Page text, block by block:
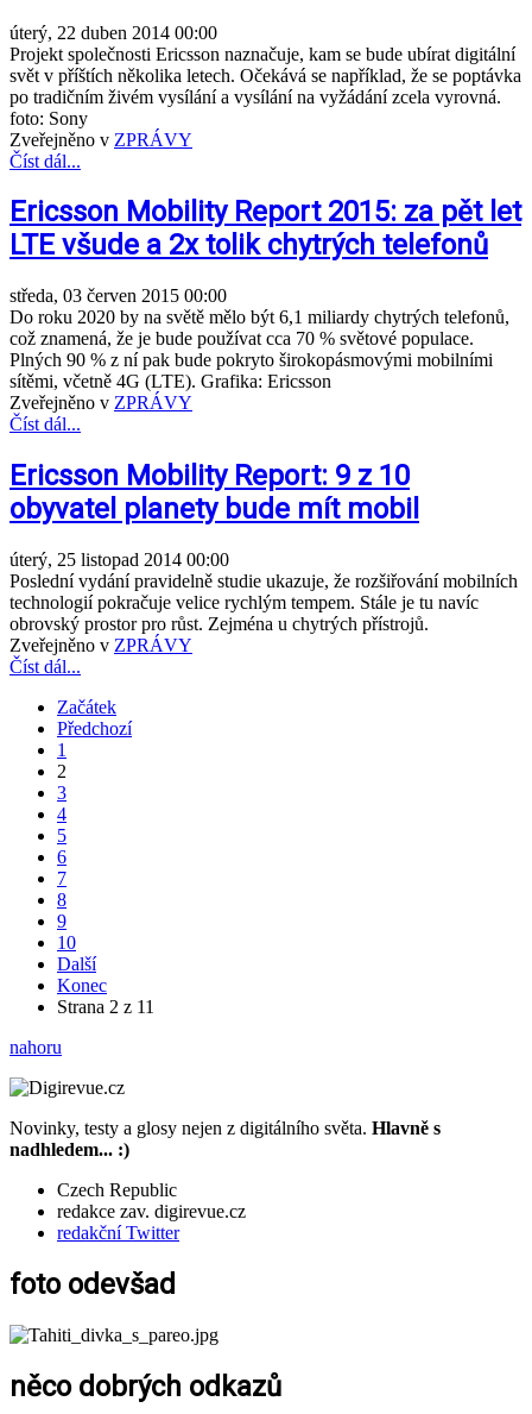
úterý, 22 duben 2014 00:00
Projekt společnosti Ericsson naznačuje, kam se bude ubírat digitální
svět v příštích několika letech. Očekává se například, že se poptávka
po tradičním živém vysílání a vysílání na vyžádání zcela vyrovná.
foto: Sony
Zveřejněno v ZPRÁVY
Číst dál...
Ericsson Mobility Report 2015: za pět let
LTE všude a 2x tolik chytrých telefonů
středa, 03 červen 2015 00:00
Do roku 2020 by na světě mělo být 6,1 miliardy chytrých telefonů,
což znamená, že je bude používat cca 70 % světové populace.
Plných 90 % z ní pak bude pokryto širokopásmovými mobilními
sítěmi, včetně 4G (LTE). Grafika: Ericsson
Zveřejněno v ZPRÁVY
Číst dál...
Ericsson Mobility Report: 9 z 10
obyvatel planety bude mít mobil
úterý, 25 listopad 2014 00:00
Poslední vydání pravidelně studie ukazuje, že rozšiřování mobilních
technologií pokračuje velice rychlým tempem. Stále je tu navíc
obrovský prostor pro růst. Zejména u chytrých přístrojů.
Zveřejněno v ZPRÁVY
Číst dál...
Začátek
Předchozí
1
2
3
4
5
6
7
8
9
10
Další
Konec
Strana 2 z 11
nahoru
Novinky, testy a glosy nejen z digitálního světa. Hlavně s
nadhledem... :)
Czech Republic
redakce zav. digirevue.cz
redakční Twitter
foto odevšad
něco dobrých odkazů